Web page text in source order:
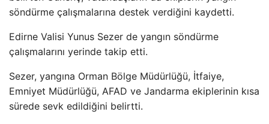
söndürme çalışmalarına destek verdiğini kaydetti.
Edirne Valisi Yunus Sezer de yangın söndürme
çalışmalarını yerinde takip etti.
Sezer, yangına Orman Bölge Müdürlüğü, İtfaiye,
Emniyet Müdürlüğü, AFAD ve Jandarma ekiplerinin kısa
sürede sevk edildiğini belirtti.